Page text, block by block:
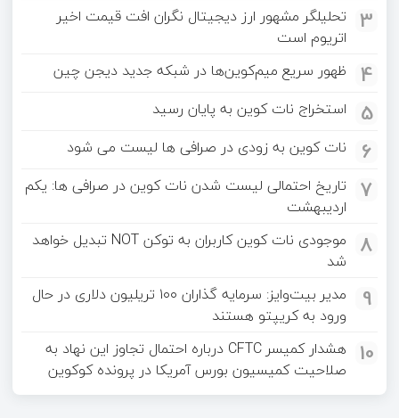
3 تحلیلگر مشهور ارز دیجیتال نگران افت قیمت اخیر
اتریوم است
4 ظهور سریع میم‌کوین‌ها در شبکه جدید دیجن چین
5 استخراج نات کوین به پایان رسید
6 نات کوین به‌ زودی در صرافی‌ ها لیست می‌ شود
7
تاریخ احتمالی لیست شدن نات کوین در صرافی‌ ها: یکم
اردیبهشت
8
موجودی نات کوین کاربران به توکن NOT تبدیل خواهد
شد
9
مدیر بیت‌وایز: سرمایه گذاران ۱۰۰ تریلیون دلاری در حال
ورود به کریپتو هستند
10
هشدار کمیسر CFTC درباره احتمال تجاوز این نهاد به
صلاحیت کمیسیون بورس آمریکا در پرونده کوکوین